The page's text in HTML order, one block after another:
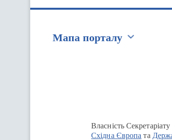
Мапа порталу
Власність
Східна Європа та